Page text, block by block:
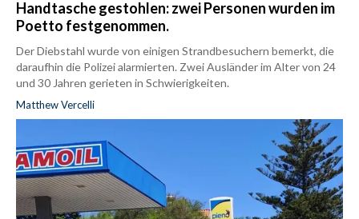
Handtasche gestohlen: zwei Personen wurden im
Poetto festgenommen.
Der Diebstahl wurde von einigen Strandbesuchern bemerkt, die
daraufhin die Polizei alarmierten. Zwei Ausländer im Alter von 24
und 30 Jahren gerieten in Schwierigkeiten.
Matthew Vercelli